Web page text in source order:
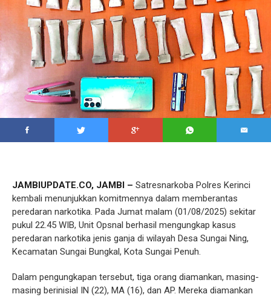
JAMBIUPDATE.CO, JAMBI – Satresnarkoba Polres Kerinci
kembali menunjukkan komitmennya dalam memberantas
peredaran narkotika. Pada Jumat malam (01/08/2025) sekitar
pukul 22.45 WIB, Unit Opsnal berhasil mengungkap kasus
peredaran narkotika jenis ganja di wilayah Desa Sungai Ning,
Kecamatan Sungai Bungkal, Kota Sungai Penuh.
Dalam pengungkapan tersebut, tiga orang diamankan, masing-
masing berinisial IN (22), MA (16), dan AP. Mereka diamankan